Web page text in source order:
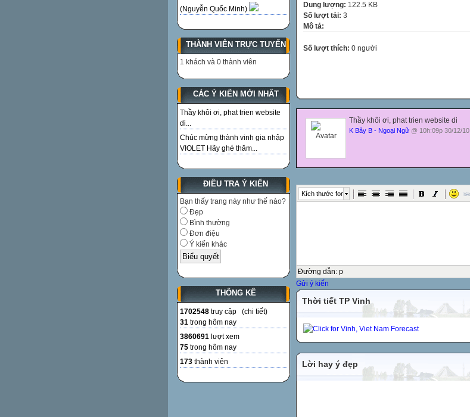
(Nguyễn Quốc Minh)
THÀNH VIÊN TRỰC TUYẾN
1 khách và 0 thành viên
CÁC Ý KIẾN MỚI NHẤT
Thầy khôi ơi, phat trien website
di...
Chúc mừng thành vinh gia nhập
VIOLET Hãy ghé thăm...
ĐIỀU TRA Ý KIẾN
Bạn thấy trang này như thế nào?
Đẹp
Bình thường
Đơn điệu
Ý kiến khác
THỐNG KÊ
1702548 truy cập (chi tiết)
31 trong hôm nay
3860691 lượt xem
75 trong hôm nay
173 thành viên
Dung lượng: 122.5 KB
Số lượt tải: 3
Mô tả:
Số lượt thích: 0 người
Thầy khôi ơi, phat trien website di
K Bảy B - Ngoại Ngữ @ 10h:09p 30/12/10
Kích thước font
Đường dẫn: p
Gửi ý kiến
Thời tiết TP Vinh
Lời hay ý đẹp